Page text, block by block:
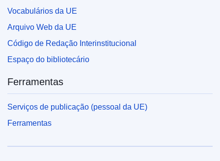
Vocabulários da UE
Arquivo Web da UE
Código de Redação Interinstitucional
Espaço do bibliotecário
Ferramentas
Serviços de publicação (pessoal da UE)
Ferramentas